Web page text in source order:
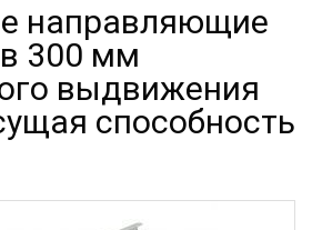
направляющие
300 мм
выдвижения
способность